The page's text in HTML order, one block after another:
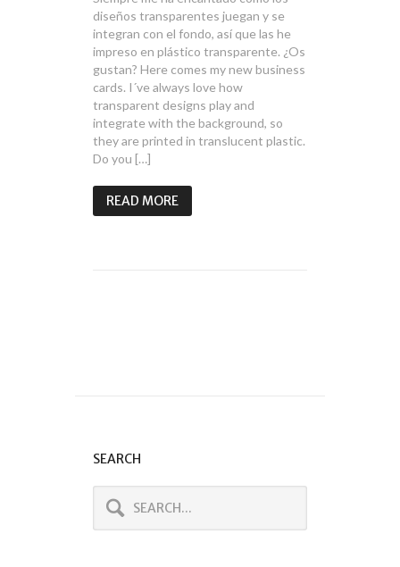
diseños transparentes juegan y se
integran con el fondo, así que las he
impreso en plástico transparente. ¿Os
gustan? Here comes my new business
cards. I´ve always love how
transparent designs play and
integrate with the background, so
they are printed in translucent plastic.
Do you […]
READ MORE
SEARCH